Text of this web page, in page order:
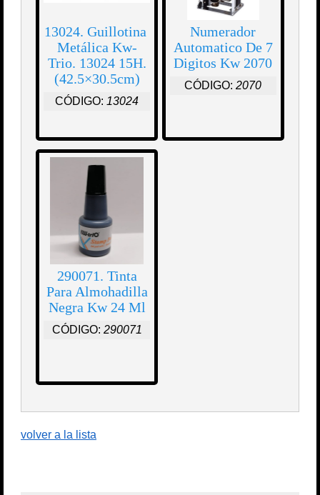
13024. Guillotina
Metálica Kw-
Trio. 13024 15H.
(42.5×30.5cm)
CÓDIGO: 13024
Numerador
Automatico De 7
Digitos Kw 2070
CÓDIGO: 2070
290071. Tinta
Para Almohadilla
Negra Kw 24 Ml
CÓDIGO: 290071
volver a la lista